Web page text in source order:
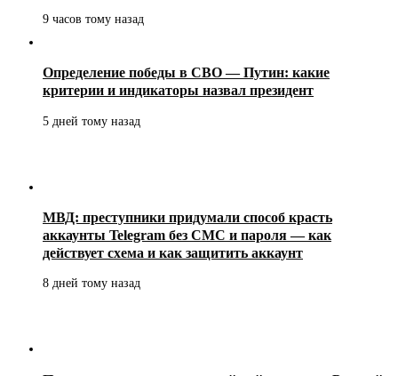
9 часов тому назад
Определение победы в СВО — Путин: какие
критерии и индикаторы назвал президент
5 дней тому назад
МВД: преступники придумали способ красть
аккаунты Telegram без СМС и пароля — как
действует схема и как защитить аккаунт
8 дней тому назад